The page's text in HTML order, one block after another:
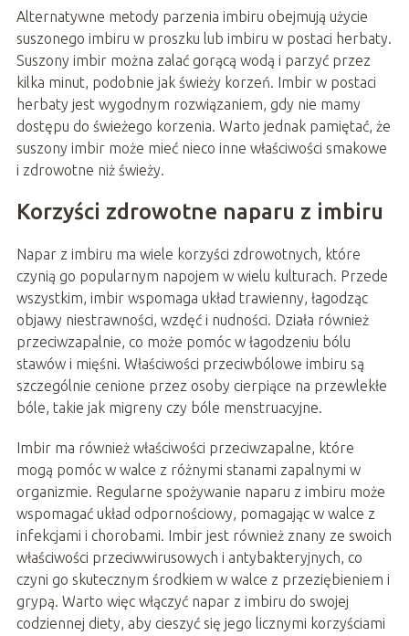
Alternatywne metody parzenia imbiru obejmują użycie
suszonego imbiru w proszku lub imbiru w postaci herbaty.
Suszony imbir można zalać gorącą wodą i parzyć przez
kilka minut, podobnie jak świeży korzeń. Imbir w postaci
herbaty jest wygodnym rozwiązaniem, gdy nie mamy
dostępu do świeżego korzenia. Warto jednak pamiętać, że
suszony imbir może mieć nieco inne właściwości smakowe
i zdrowotne niż świeży.
Korzyści zdrowotne naparu z imbiru
Napar z imbiru ma wiele korzyści zdrowotnych, które
czynią go popularnym napojem w wielu kulturach. Przede
wszystkim, imbir wspomaga układ trawienny, łagodząc
objawy niestrawności, wzdęć i nudności. Działa również
przeciwzapalnie, co może pomóc w łagodzeniu bólu
stawów i mięśni. Właściwości przeciwbólowe imbiru są
szczególnie cenione przez osoby cierpiące na przewlekłe
bóle, takie jak migreny czy bóle menstruacyjne.
Imbir ma również właściwości przeciwzapalne, które
mogą pomóc w walce z różnymi stanami zapalnymi w
organizmie. Regularne spożywanie naparu z imbiru może
wspomagać układ odpornościowy, pomagając w walce z
infekcjami i chorobami. Imbir jest również znany ze swoich
właściwości przeciwwirusowych i antybakteryjnych, co
czyni go skutecznym środkiem w walce z przeziębieniem i
grypą. Warto więc włączyć napar z imbiru do swojej
codziennej diety, aby cieszyć się jego licznymi korzyściami